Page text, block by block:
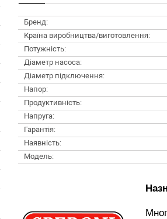
Бренд:
Країна виробництва/виготовлення:
Потужність:
Діаметр насоса:
Діаметр підключення:
Напор:
Продуктивність:
Напруга:
Гарантія:
Наявність:
Модель: